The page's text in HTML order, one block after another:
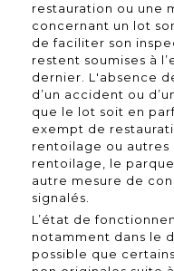
restauration ou une
concernant un lot
de faciliter son
restent soumises à
dernier. L'absence
d’un accident ou
que le lot soit en
exempt de
rentoilage ou autres
rentoilage, le
autre mesure de
signalés.
L’état de
notamment dans le
possible que